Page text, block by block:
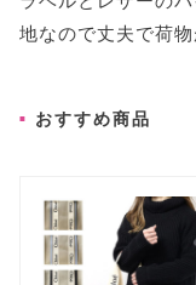
地なので丈夫で荷
おすすめ商品